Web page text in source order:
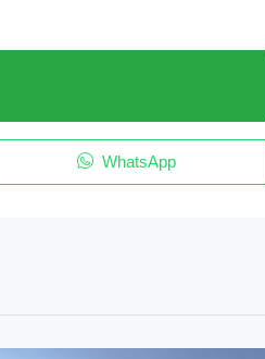
WhatsApp